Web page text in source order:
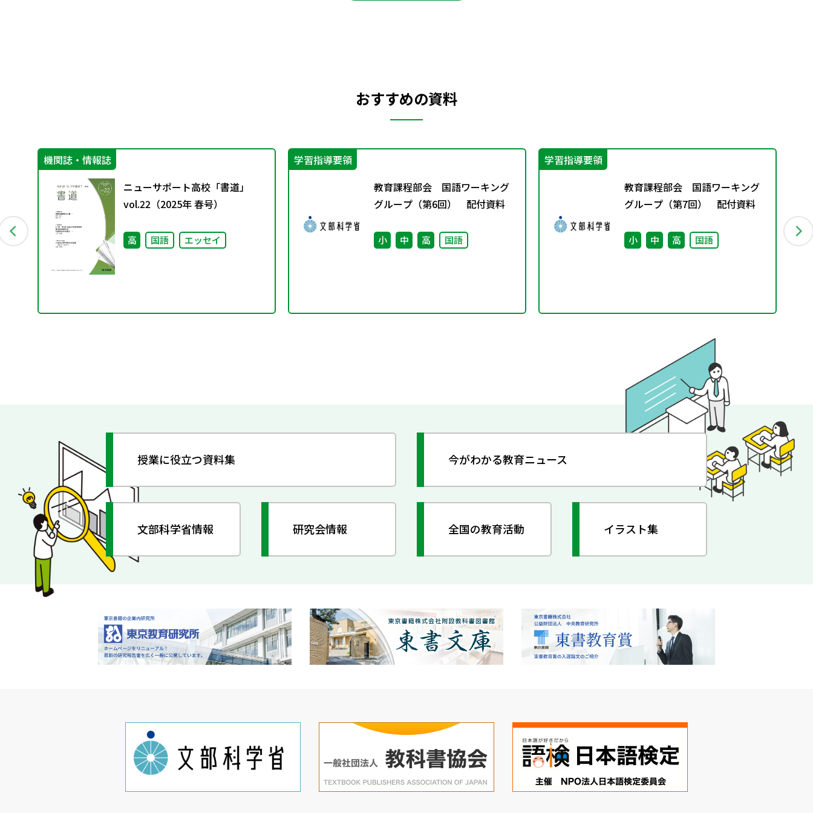
おすすめの資料
機関誌・情報誌
ニューサポート高校「書道」
vol.22（2025年 春号）
高 国語 エッセイ
学習指導要領
教育課程部会 国語ワーキング
グループ（第6回） 配付資料
小 中 高 国語
学習指導要領
教育課程部会 国語ワーキング
グループ（第7回） 配付資料
小 中 高 国語
授業に役立つ資料集 今がわかる教育ニュース
文部科学省情報 研究会情報 全国の教育活動 イラスト集